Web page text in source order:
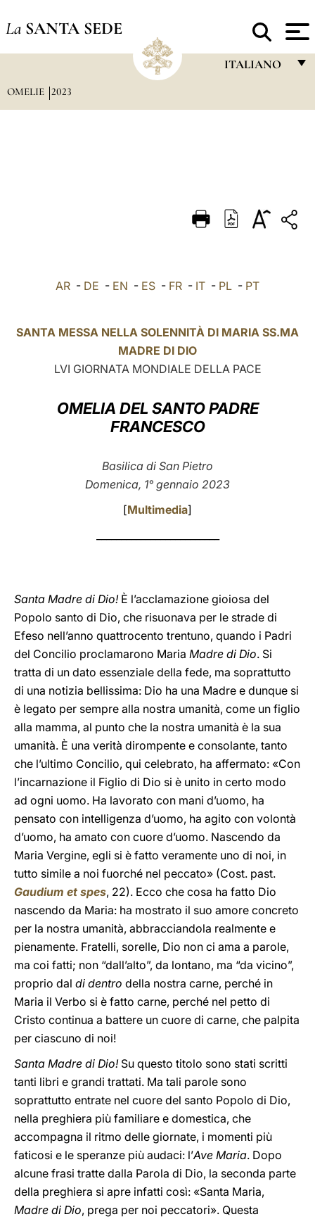
La SANTA SEDE
ITALIANO
DEUTSCH
العربيّة
LATINE
OMELIE 2023
AR - DE - EN - ES - FR - IT - PL - PT
SANTA MESSA NELLA SOLENNITÀ DI MARIA SS.MA
MADRE DI DIO
LVI GIORNATA MONDIALE DELLA PACE
OMELIA DEL SANTO PADRE
FRANCESCO
Basilica di San Pietro
Domenica, 1° gennaio 2023
[Multimedia]
Santa Madre di Dio!È l’acclamazione gioiosa del
Popolo santo di Dio, che risuonava per le strade di
Efeso nell’anno quattrocento trentuno, quando i Padri
del Concilio proclamarono Maria Madre di Dio. Si
tratta di un dato essenziale della fede, ma soprattutto
di una notizia bellissima: Dio ha una Madre e dunque si
è legato per sempre alla nostra umanità, come un figlio
alla mamma, al punto che la nostra umanità è la sua
umanità. È una verità dirompente e consolante, tanto
che l’ultimo Concilio, qui celebrato, ha affermato: «Con
l’incarnazione il Figlio di Dio si è unito in certo modo
ad ogni uomo. Ha lavorato con mani d’uomo, ha
pensato con intelligenza d’uomo, ha agito con volontà
d’uomo, ha amato con cuore d’uomo. Nascendo da
Maria Vergine, egli si è fatto veramente uno di noi, in
tutto simile a noi fuorché nel peccato» (Cost. past.
Gaudium et spes, 22). Ecco che cosa ha fatto Dio
nascendo da Maria: ha mostrato il suo amore concreto
per la nostra umanità, abbracciandola realmente e
pienamente. Fratelli, sorelle, Dio non ci ama a parole,
ma coi fatti; non “dall’alto”, da lontano, ma “da vicino”,
proprio dal di dentro della nostra carne, perché in
Maria il Verbo si è fatto carne, perché nel petto di
Cristo continua a battere un cuore di carne, che palpita
per ciascuno di noi!
Santa Madre di Dio!Su questo titolo sono stati scritti
tanti libri e grandi trattati. Ma tali parole sono
soprattutto entrate nel cuore del santo Popolo di Dio,
nella preghiera più familiare e domestica, che
accompagna il ritmo delle giornate, i momenti più
faticosi e le speranze più audaci: l’Ave Maria. Dopo
alcune frasi tratte dalla Parola di Dio, la seconda parte
della preghiera si apre infatti così: «Santa Maria,
Madre di Dio, prega per noi peccatori». Questa